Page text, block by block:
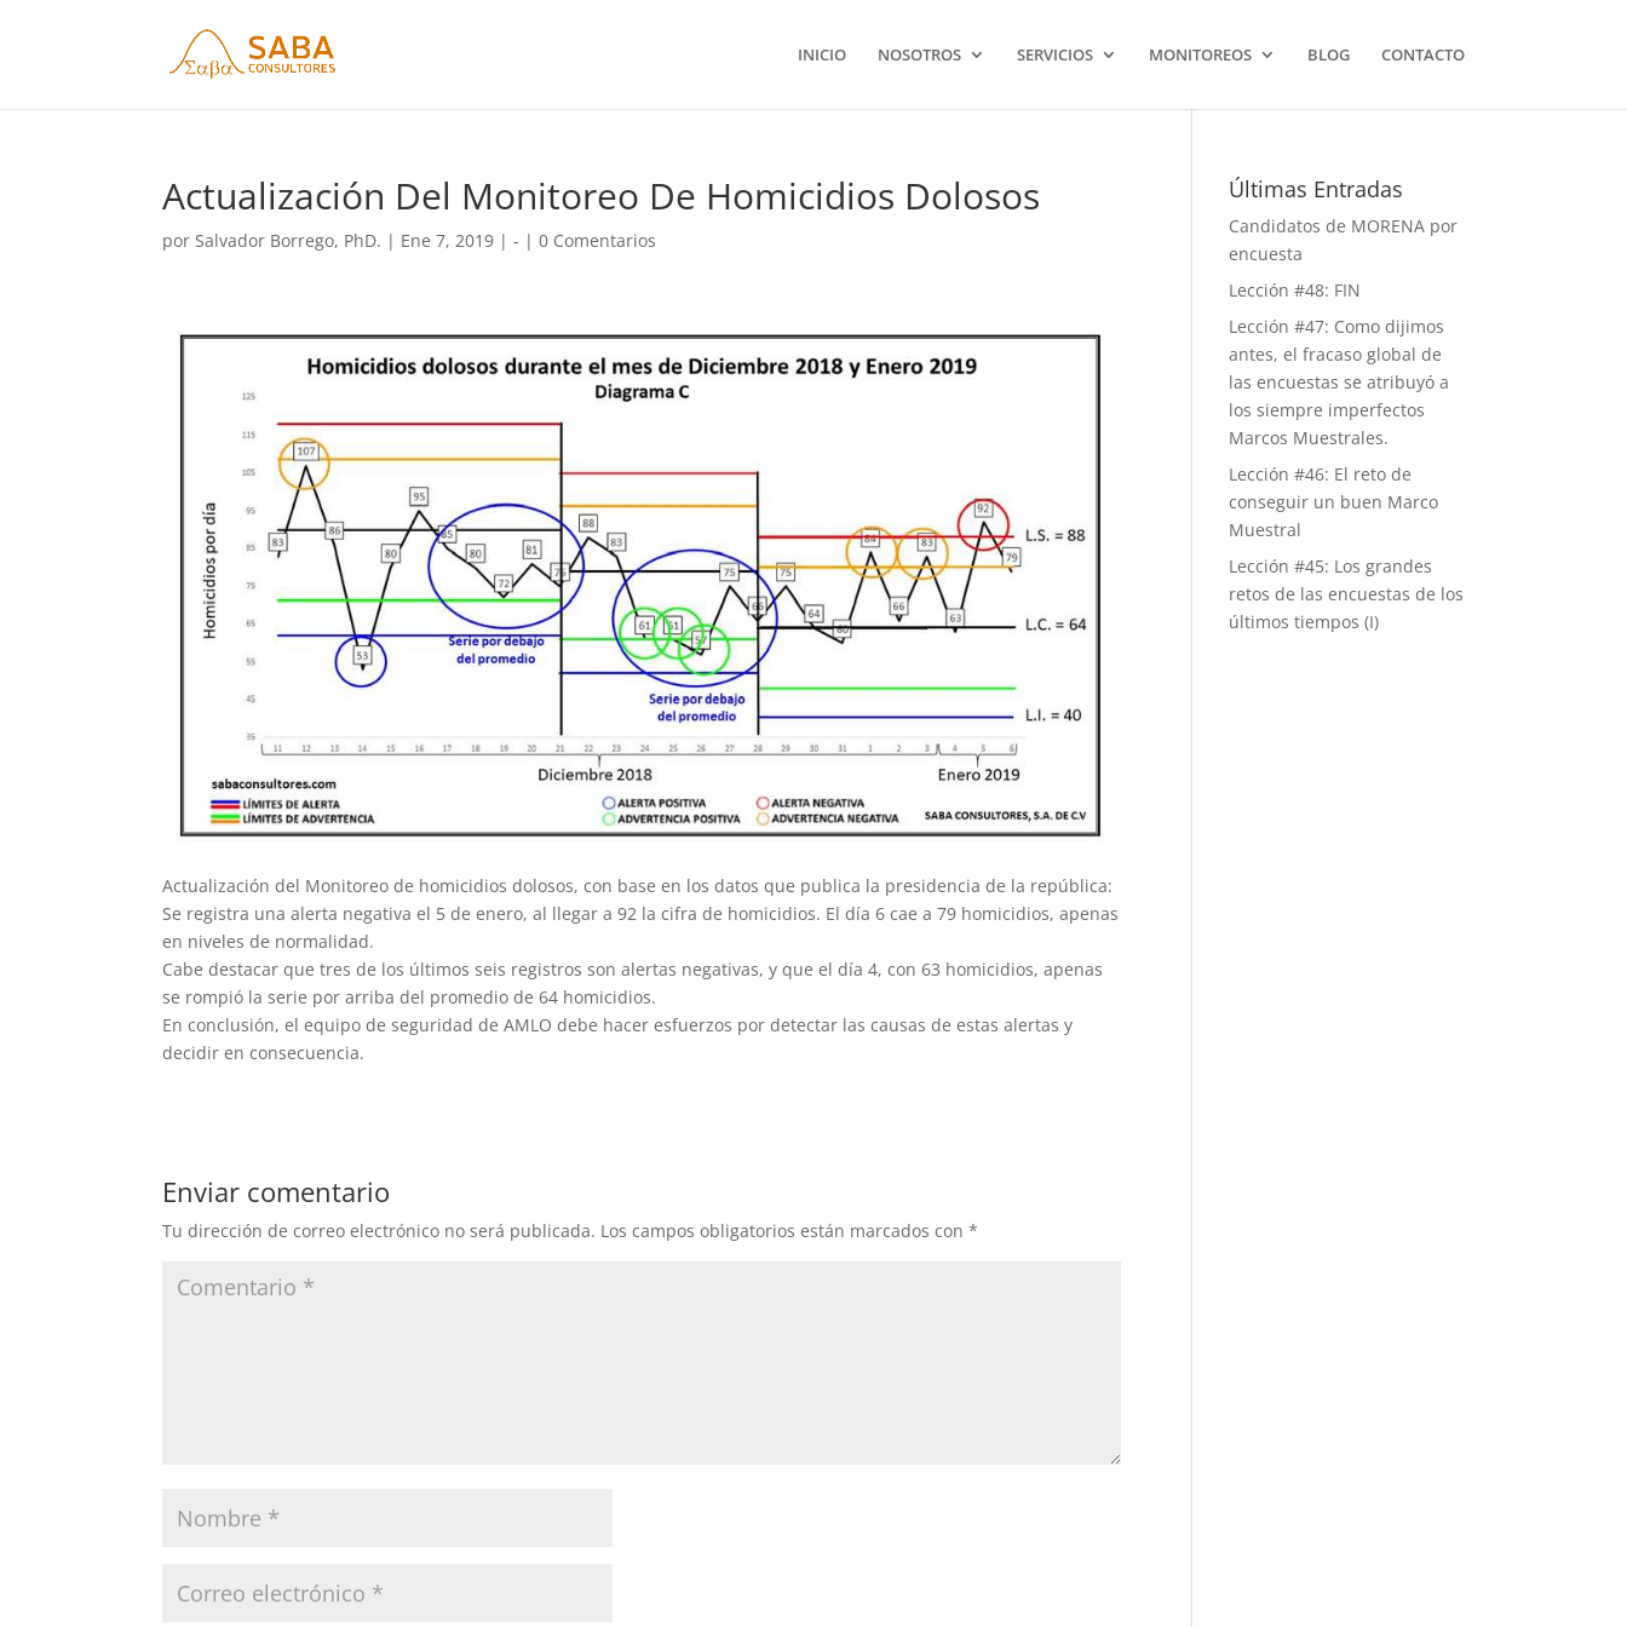
INICIO NOSOTROS SERVICIOS MONITOREOS BLOG CONTACTO
Actualización Del Monitoreo De Homicidios Dolosos
porSalvador Borrego, PhD. | Ene 7, 2019 |- |0 Comentarios
Actualización del Monitoreo de homicidios dolosos, con base en los datos que publica la presidencia de la república:
Se registra una alerta negativa el 5 de enero, al llegar a 92 la cifra de homicidios. El día 6 cae a 79 homicidios, apenas
en niveles de normalidad.
Cabe destacar que tres de los últimos seis registros son alertas negativas, y que el día 4, con 63 homicidios, apenas
se rompió la serie por arriba del promedio de 64 homicidios.
En conclusión, el equipo de seguridad de AMLO debe hacer esfuerzos por detectar las causas de estas alertas y
decidir en consecuencia.
Enviar comentario
Tu dirección de correo electrónico no será publicada. Los campos obligatorios están marcados con*
Últimas Entradas
Candidatos de MORENA por
encuesta
Lección #48: FIN
Lección #47: Como dijimos
antes, el fracaso global de
las encuestas se atribuyó a
los siempre imperfectos
Marcos Muestrales.
Lección #46: El reto de
conseguir un buen Marco
Muestral
Lección #45: Los grandes
retos de las encuestas de los
últimos tiempos (I)